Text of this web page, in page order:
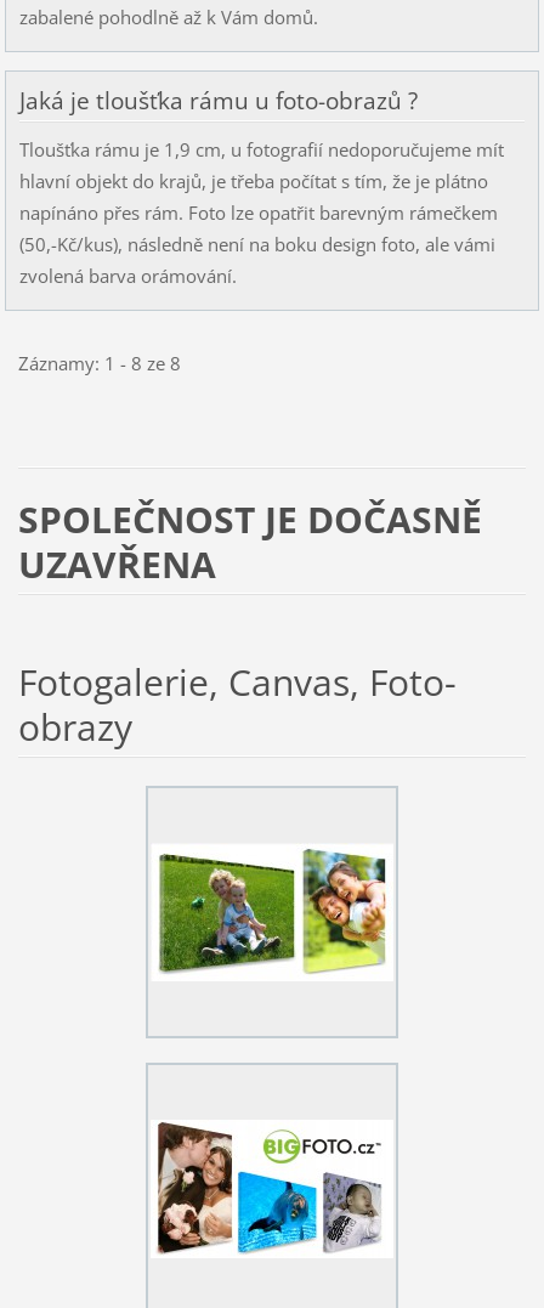
zabalené pohodlně až k Vám domů.
Jaká je tloušťka rámu u foto-obrazů ?
Tloušťka rámu je 1,9 cm, u fotografií nedoporučujeme mít
hlavní objekt do krajů, je třeba počítat s tím, že je plátno
napínáno přes rám. Foto lze opatřit barevným rámečkem
(50,-Kč/kus), následně není na boku design foto, ale vámi
zvolená barva orámování.
Záznamy: 1 - 8 ze 8
SPOLEČNOST JE DOČASNĚ
UZAVŘENA
Fotogalerie, Canvas, Foto-
obrazy